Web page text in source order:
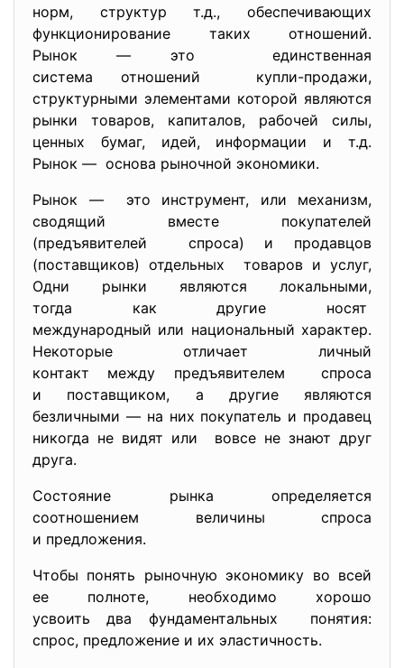
норм, структур т.д., обеспечивающих
функционирование таких отношений.
Рынок — это единственная
система отношений купли-продажи,
структурными элементами которой являются
рынки товаров, капиталов, рабочей силы,
ценных бумаг, идей, информации и т.д.
Рынок — основа рыночной экономики.
Рынок — это инструмент, или механизм,
сводящий вместе покупателей
(предъявителей спроса) и продавцов
(поставщиков) отдельных товаров и услуг,
Одни рынки являются локальными,
тогда как другие носят
международный или национальный характер.
Некоторые отличает личный
контакт между предъявителем спроса
и поставщиком, а другие являются
безличными — на них покупатель и продавец
никогда не видят или вовсе не знают друг
друга.
Состояние рынка определяется
соотношением величины спроса
и предложения.
Чтобы понять рыночную экономику во всей
ее полноте, необходимо хорошо
усвоить два фундаментальных понятия:
спрос, предложение и их эластичность.